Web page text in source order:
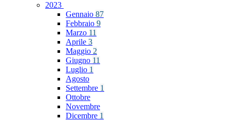
2023
Gennaio 87
Febbraio 9
Marzo 11
Aprile 3
Maggio 2
Giugno 11
Luglio 1
Agosto
Settembre 1
Ottobre
Novembre
Dicembre 1